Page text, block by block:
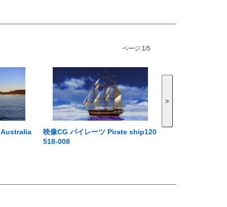
ページ:1/5
Australia
映像CG パイレーツ Pirate ship120
518-008
>